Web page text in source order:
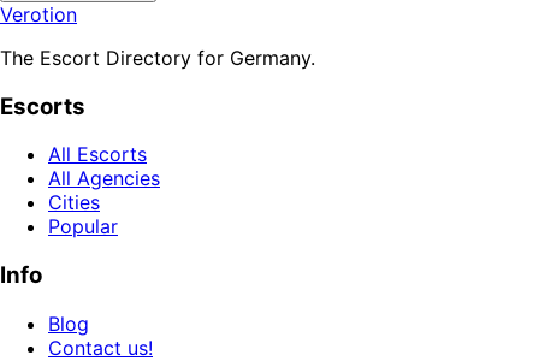
Verotion
The Escort Directory for Germany.
Escorts
All Escorts
All Agencies
Cities
Popular
Info
Blog
Contact us!